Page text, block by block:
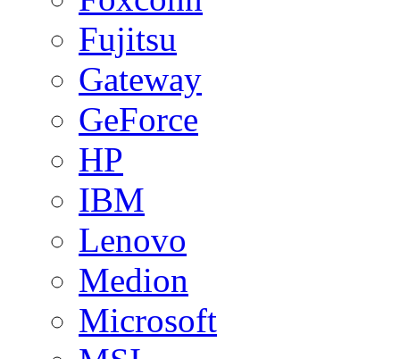
Fujitsu
Gateway
GeForce
HP
IBM
Lenovo
Medion
Microsoft